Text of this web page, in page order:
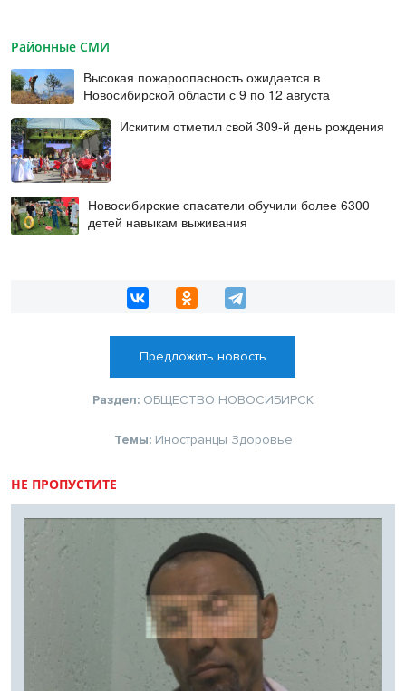
Районные СМИ
Высокая пожароопасность ожидается в
Новосибирской области с 9 по 12 августа
Искитим отметил свой 309-й день рождения
Новосибирские спасатели обучили более 6300
детей навыкам выживания
Предложить новость
Раздел: ОБЩЕСТВО НОВОСИБИРСК
Темы: Иностранцы Здоровье
НЕ ПРОПУСТИТЕ